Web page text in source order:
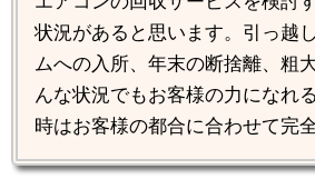
状況があると思います。引っ越
ムへの入所、年末の断捨離、粗
んな状況でもお客様の力になれ
時はお客様の都合に合わせて完